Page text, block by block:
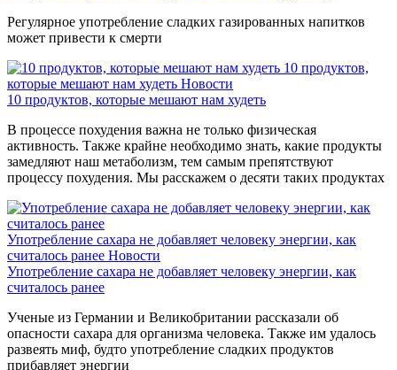
Регулярное употребление сладких газированных напитков
может привести к смерти
10 продуктов,
которые мешают нам худеть Новости
10 продуктов, которые мешают нам худеть
В процессе похудения важна не только физическая
активность. Также крайне необходимо знать, какие продукты
замедляют наш метаболизм, тем самым препятствуют
процессу похудения. Мы расскажем о десяти таких продуктах
Употребление сахара не добавляет человеку энергии, как
считалось ранее Новости
Употребление сахара не добавляет человеку энергии, как
считалось ранее
Ученые из Германии и Великобритании рассказали об
опасности сахара для организма человека. Также им удалось
развеять миф, будто употребление сладких продуктов
прибавляет энергии